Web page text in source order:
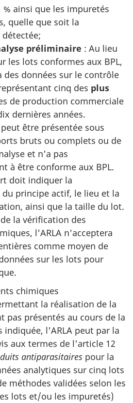
% ainsi que les impuretés
quelle que soit la
préliminaire : Au lieu
les lots conformes aux BPL,
des données sur le contrôle
cinq des plus
de production commerciale
dernières années.
être présentée sous
bruts ou complets ou de
et n'a pas
à être conforme aux BPL.
doit indiquer la
principe actif, le lieu et la
ainsi que la taille du lot.
la vérification des
l'ARLA n'acceptera
comme moyen de
sur les lots pour
chimiques
la réalisation de la
pas présentés au cours de la
indiquée, l'ARLA peut par la
aux termes de l'article 12
antiparasitaires pour la
analytiques sur cinq lots
méthodes validées selon les
lots et/ou les impuretés)